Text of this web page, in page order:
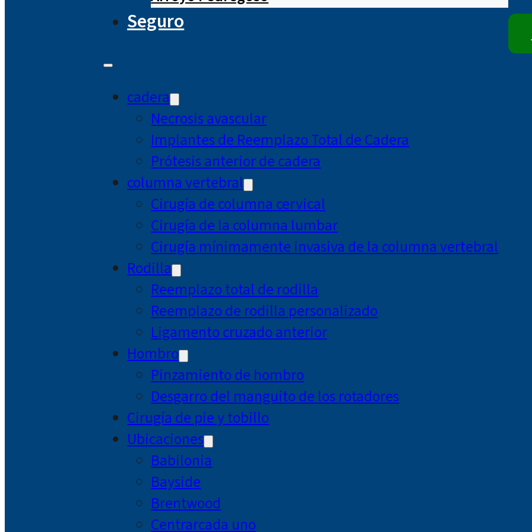
Seguro
cadera
Necrosis avascular
Implantes de Reemplazo Total de Cadera
Prótesis anterior de cadera
columna vertebral
Cirugía de columna cervical
Cirugía de la columna lumbar
Cirugía mínimamente invasiva de la columna vertebral
Rodilla
Reemplazo total de rodilla
Reemplazo de rodilla personalizado
Ligamento cruzado anterior
Hombro
Pinzamiento de hombro
Desgarro del manguito de los rotadores
Cirugía de pie y tobillo
Ubicaciones
Babilonia
Bayside
Brentwood
Centrarcada uno